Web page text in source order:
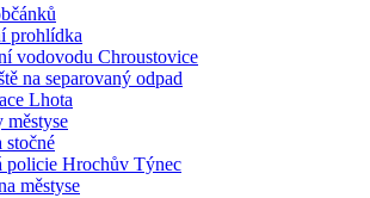
prohlídka
vodovodu Chroustovice
na separovaný odpad
Lhota
městyse
stočné
policie Hrochův Týnec
městyse